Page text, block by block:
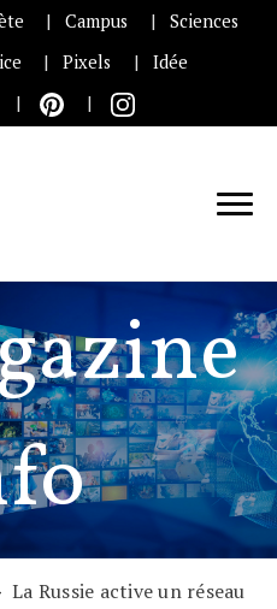
Campus
Sciences
Pixels Idée
La Russie active un réseau